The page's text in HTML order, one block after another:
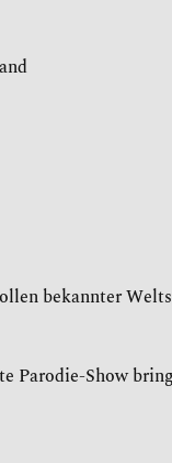
bekannter
Show